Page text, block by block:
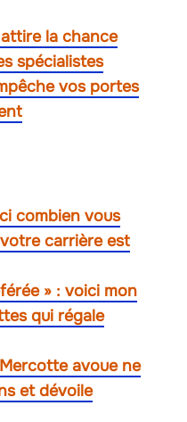
la chance
spécialistes
vos portes
combien vous
carrière est
» : voici mon
qui régale
avoue ne
et dévoile